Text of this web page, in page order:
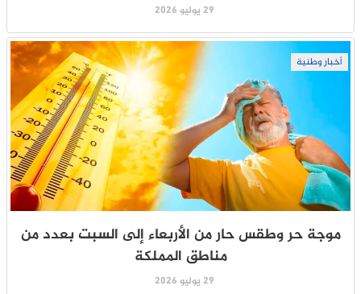
29 يوليو 2026
أخبار وطنية
موجة حر وطقس حار من الأربعاء إلى السبت بعدد من
مناطق المملكة
29 يوليو 2026